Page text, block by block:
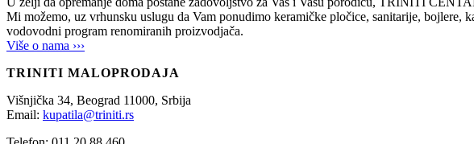
Mi možemo, uz vrhunsku uslugu da Vam ponudimo keramičke pločice, sanitarije, bojlere,
vodovodni program renomiranih proizvodjača.
Više o nama ›››
TRINITI MALOPRODAJA
Višnjička 34, Beograd 11000, Srbija
Email: kupatila@triniti.rs